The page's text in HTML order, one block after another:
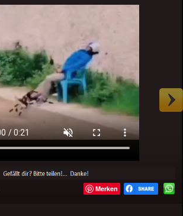
Merken